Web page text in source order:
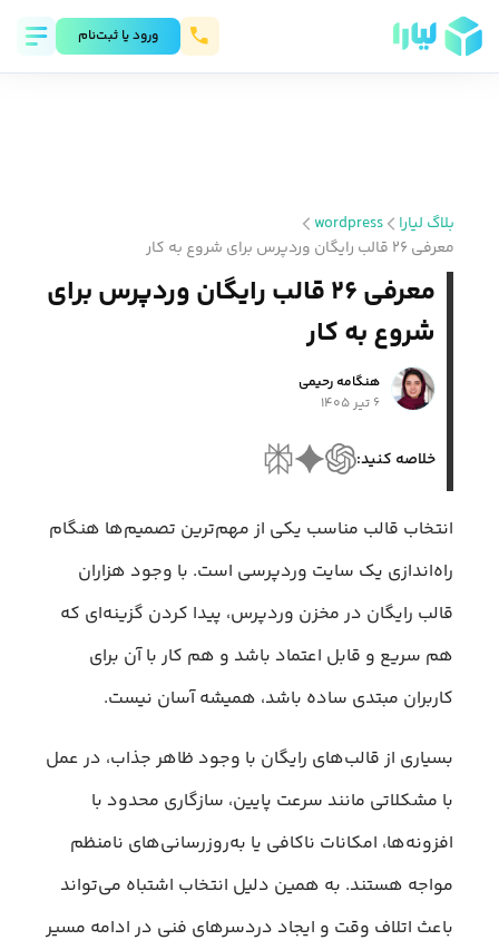
ورود يا ثبت‌نام
بلاگ لیارا
wordpress
معرفی ۲۶ قالب رایگان وردپرس برای شروع به کار
معرفی ۲۶ قالب رایگان وردپرس برای
شروع به کار
هنگامه رحیمی
۶ تیر ۱۴۰۵
خلاصه کنید:
انتخاب قالب مناسب یکی از مهم‌ترین تصمیم‌ها هنگام
راه‌اندازی یک سایت وردپرسی است. با وجود هزاران
قالب رایگان در مخزن وردپرس، پیدا کردن گزینه‌ای که
هم سریع و قابل اعتماد باشد و هم کار با آن برای
کاربران مبتدی ساده باشد، همیشه آسان نیست.
بسیاری از قالب‌های رایگان با وجود ظاهر جذاب، در عمل
با مشکلاتی مانند سرعت پایین، سازگاری محدود با
افزونه‌ها، امکانات ناکافی یا به‌روزرسانی‌های نامنظم
مواجه هستند. به همین دلیل انتخاب اشتباه می‌تواند
باعث اتلاف وقت و ایجاد دردسرهای فنی در ادامه مسیر